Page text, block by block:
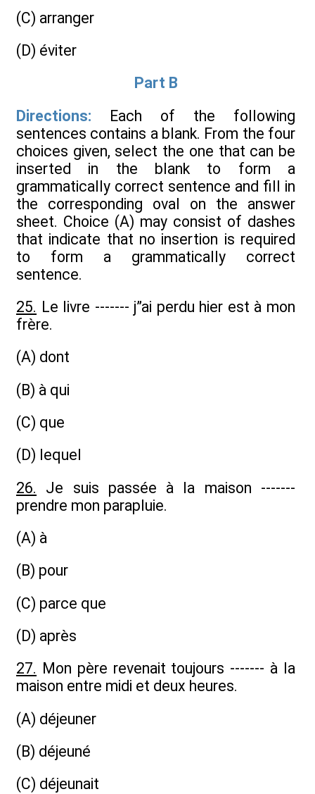
(C) arranger
(D) éviter
Part B
Directions: Each of the following
sentences contains a blank. From the four
choices given, select the one that can be
inserted in the blank to form a
grammatically correct sentence and fill in
the corresponding oval on the answer
sheet. Choice (A) may consist of dashes
that indicate that no insertion is required
to form a grammatically correct
sentence.
25. Le livre ------- j”ai perdu hier est à mon
frère.
(A) dont
(B) à qui
(C) que
(D) lequel
26. Je suis passée à la maison -------
prendre mon parapluie.
(A) à
(B) pour
(C) parce que
(D) après
27. Mon père revenait toujours ------- à la
maison entre midi et deux heures.
(A) déjeuner
(B) déjeuné
(C) déjeunait